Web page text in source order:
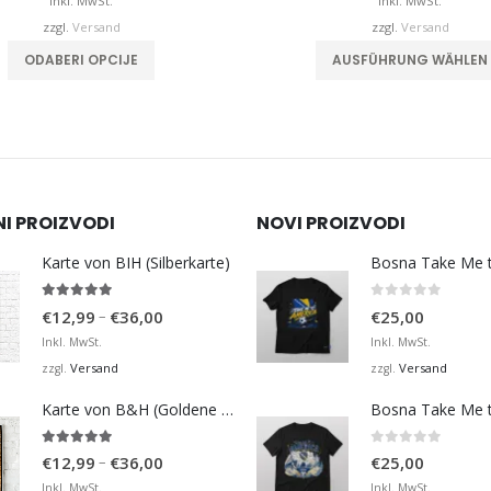
zzgl. Versand
ODABERI OPCIJE
zzgl. Versand
AUSFÜHRUNG WÄHLEN
PROIZVODI
Karte von BIH (Silberkarte)
€12,99 – €36,00
Inkl. MwSt.
zzgl. Versand
Karte von B&H (Goldene Karte)
€12,99 – €36,00
Inkl. MwSt.
NOVI PROIZVODI
€25,00
Inkl. MwSt.
zzgl. Versand
€25,00
Inkl. MwSt.